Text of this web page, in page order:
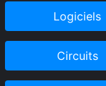
Logiciels
Circuits